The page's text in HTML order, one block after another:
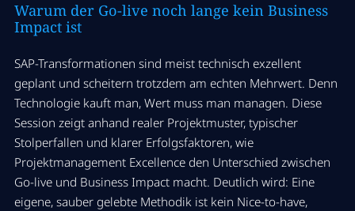
Warum der Go-live noch lange kein Business
Impact ist
SAP-Transformationen sind meist technisch exzellent
geplant und scheitern trotzdem am echten Mehrwert. Denn
Technologie kauft man, Wert muss man managen. Diese
Session zeigt anhand realer Projektmuster, typischer
Stolperfallen und klarer Erfolgsfaktoren, wie
Projektmanagement Excellence den Unterschied zwischen
Go-live und Business Impact macht. Deutlich wird: Eine
eigene, sauber gelebte Methodik ist kein Nice-to-have,